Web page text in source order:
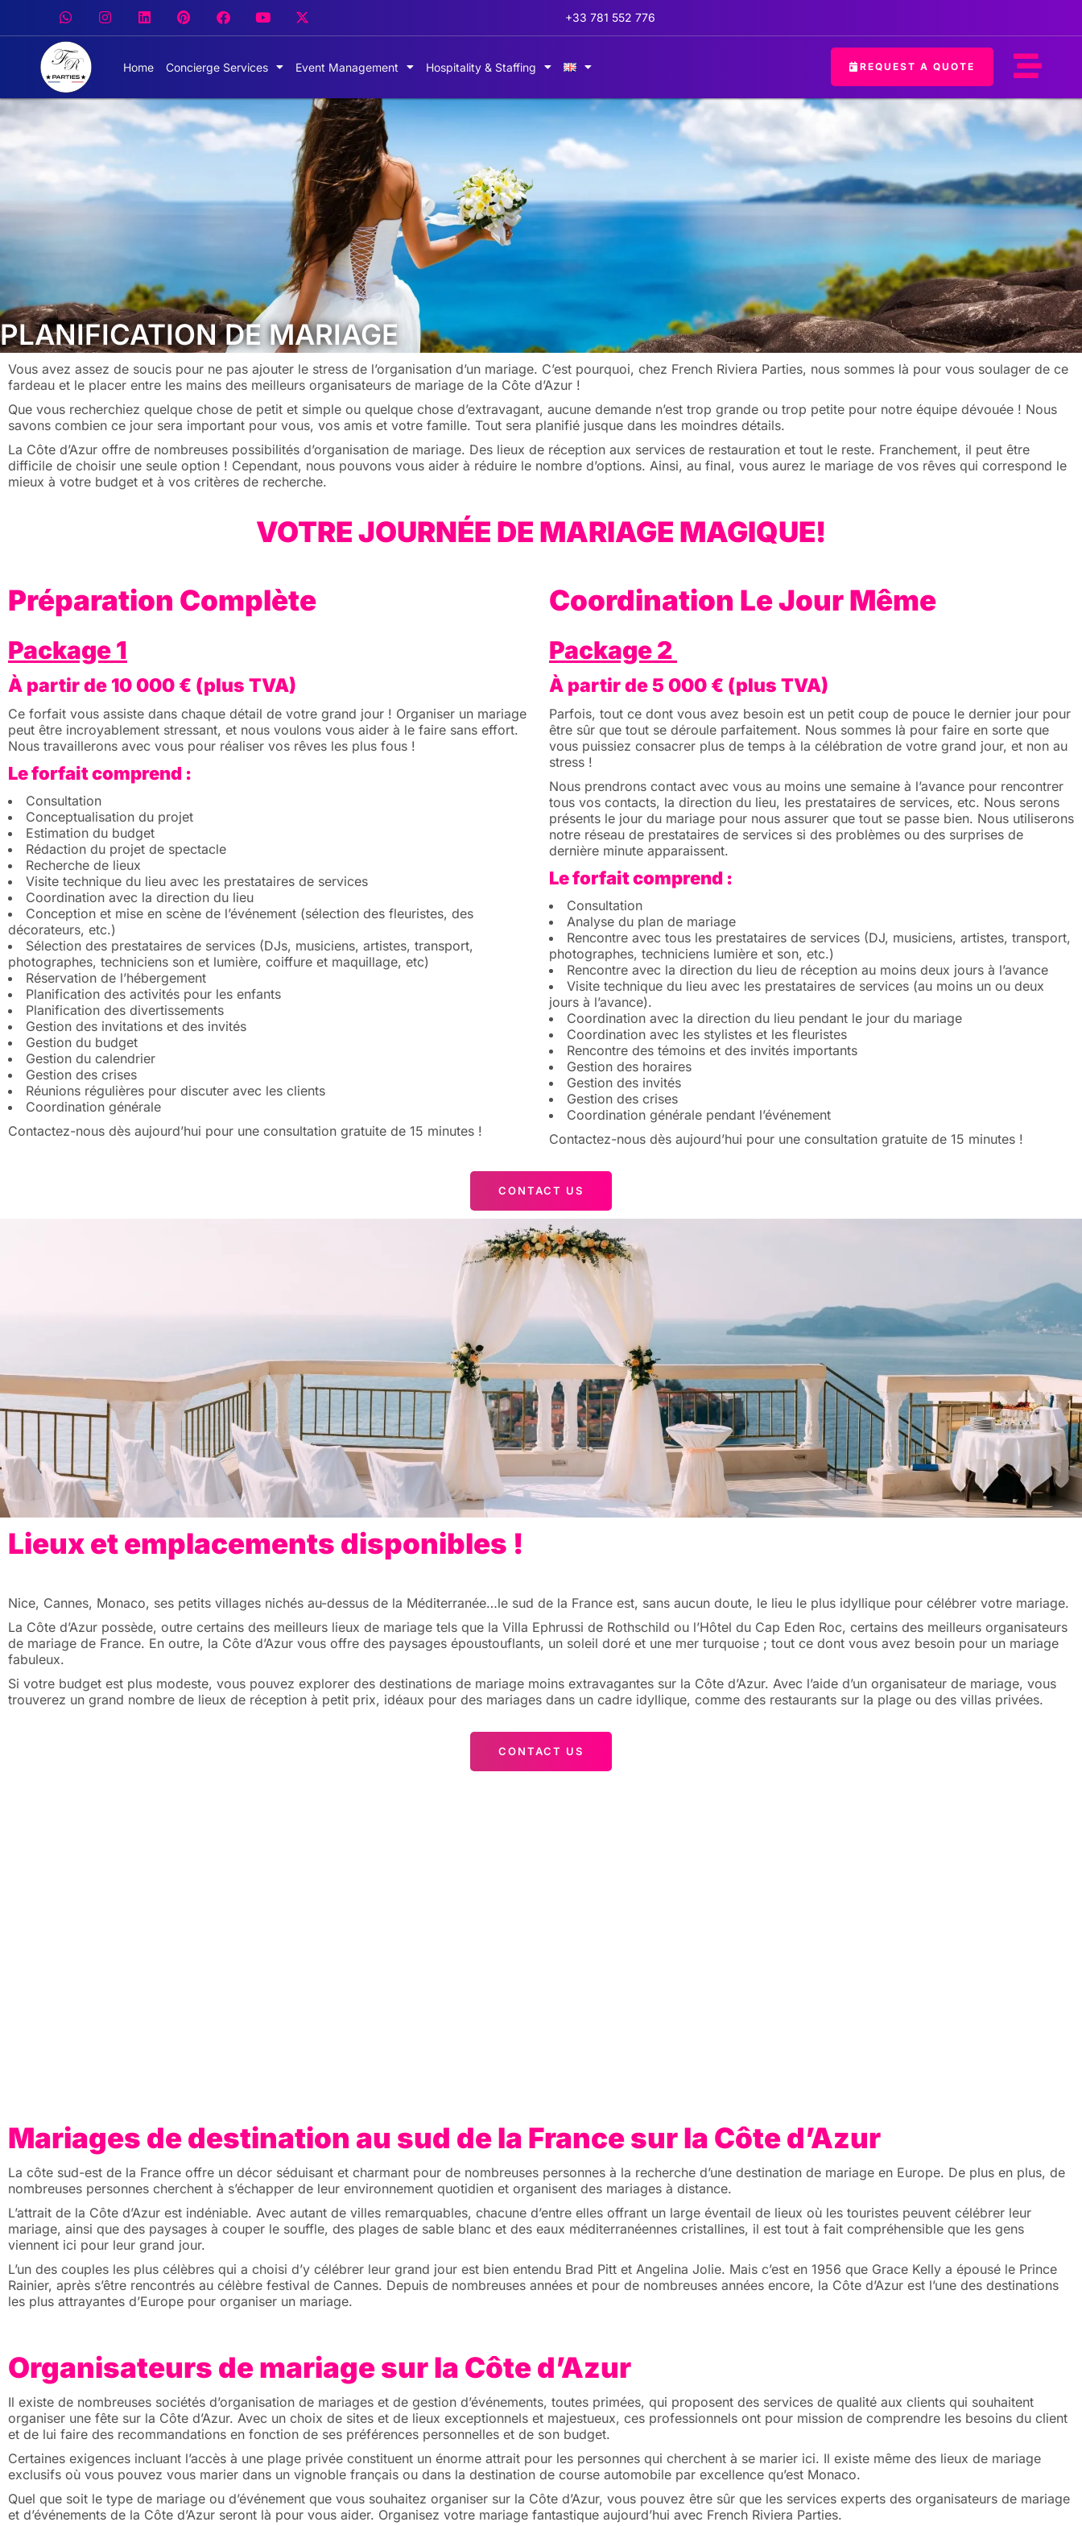
+33 781 552 776
Home Concierge Services Event Management Hospitality & Staffing REQUEST A QUOTE
PLANIFICATION DE MARIAGE
Vous avez assez de soucis pour ne pas ajouter le stress de l’organisation d’un mariage. C’est pourquoi, chez French Riviera Parties, nous sommes là pour vous soulager de ce
fardeau et le placer entre les mains des meilleurs organisateurs de mariage de la Côte d’Azur !
Que vous recherchiez quelque chose de petit et simple ou quelque chose d’extravagant, aucune demande n’est trop grande ou trop petite pour notre équipe dévouée ! Nous
savons combien ce jour sera important pour vous, vos amis et votre famille. Tout sera planifié jusque dans les moindres détails.
La Côte d’Azur offre de nombreuses possibilités d’organisation de mariage. Des lieux de réception aux services de restauration et tout le reste. Franchement, il peut être
difficile de choisir une seule option ! Cependant, nous pouvons vous aider à réduire le nombre d’options. Ainsi, au final, vous aurez le mariage de vos rêves qui correspond le
mieux à votre budget et à vos critères de recherche.
VOTRE JOURNÉE DE MARIAGE MAGIQUE!
Préparation Complète
Package 1
À partir de 10 000 € (plus TVA)
Ce forfait vous assiste dans chaque détail de votre grand jour ! Organiser un mariage
peut être incroyablement stressant, et nous voulons vous aider à le faire sans effort.
Nous travaillerons avec vous pour réaliser vos rêves les plus fous !
Le forfait comprend :
Consultation
Conceptualisation du projet
Estimation du budget
Rédaction du projet de spectacle
Recherche de lieux
Visite technique du lieu avec les prestataires de services
Coordination avec la direction du lieu
Conception et mise en scène de l’événement (sélection des fleuristes, des
décorateurs, etc.)
Sélection des prestataires de services (DJs, musiciens, artistes, transport,
photographes, techniciens son et lumière, coiffure et maquillage, etc)
Réservation de l’hébergement
Planification des activités pour les enfants
Planification des divertissements
Gestion des invitations et des invités
Gestion du budget
Gestion du calendrier
Gestion des crises
Réunions régulières pour discuter avec les clients
Coordination générale
Contactez-nous dès aujourd’hui pour une consultation gratuite de 15 minutes !
Coordination Le Jour Même
Package 2
À partir de 5 000 € (plus TVA)
Parfois, tout ce dont vous avez besoin est un petit coup de pouce le dernier jour pour
être sûr que tout se déroule parfaitement. Nous sommes là pour faire en sorte que
vous puissiez consacrer plus de temps à la célébration de votre grand jour, et non au
stress !
Nous prendrons contact avec vous au moins une semaine à l’avance pour rencontrer
tous vos contacts, la direction du lieu, les prestataires de services, etc. Nous serons
présents le jour du mariage pour nous assurer que tout se passe bien. Nous utiliserons
notre réseau de prestataires de services si des problèmes ou des surprises de
dernière minute apparaissent.
Le forfait comprend :
Consultation
Analyse du plan de mariage
Rencontre avec tous les prestataires de services (DJ, musiciens, artistes, transport,
photographes, techniciens lumière et son, etc.)
Rencontre avec la direction du lieu de réception au moins deux jours à l’avance
Visite technique du lieu avec les prestataires de services (au moins un ou deux
jours à l’avance).
Coordination avec la direction du lieu pendant le jour du mariage
Coordination avec les stylistes et les fleuristes
Rencontre des témoins et des invités importants
Gestion des horaires
Gestion des invités
Gestion des crises
Coordination générale pendant l’événement
Contactez-nous dès aujourd’hui pour une consultation gratuite de 15 minutes !
CONTACT US
Lieux et emplacements disponibles !
Nice, Cannes, Monaco, ses petits villages nichés au-dessus de la Méditerranée…le sud de la France est, sans aucun doute, le lieu le plus idyllique pour célébrer votre mariage.
La Côte d’Azur possède, outre certains des meilleurs lieux de mariage tels que la Villa Ephrussi de Rothschild ou l’Hôtel du Cap Eden Roc, certains des meilleurs organisateurs
de mariage de France. En outre, la Côte d’Azur vous offre des paysages époustouflants, un soleil doré et une mer turquoise ; tout ce dont vous avez besoin pour un mariage
fabuleux.
Si votre budget est plus modeste, vous pouvez explorer des destinations de mariage moins extravagantes sur la Côte d’Azur. Avec l’aide d’un organisateur de mariage, vous
trouverez un grand nombre de lieux de réception à petit prix, idéaux pour des mariages dans un cadre idyllique, comme des restaurants sur la plage ou des villas privées.
CONTACT US
Mariages de destination au sud de la France sur la Côte d’Azur
La côte sud-est de la France offre un décor séduisant et charmant pour de nombreuses personnes à la recherche d’une destination de mariage en Europe. De plus en plus, de
nombreuses personnes cherchent à s’échapper de leur environnement quotidien et organisent des mariages à distance.
L’attrait de la Côte d’Azur est indéniable. Avec autant de villes remarquables, chacune d’entre elles offrant un large éventail de lieux où les touristes peuvent célébrer leur
mariage, ainsi que des paysages à couper le souffle, des plages de sable blanc et des eaux méditerranéennes cristallines, il est tout à fait compréhensible que les gens
viennent ici pour leur grand jour.
L’un des couples les plus célèbres qui a choisi d’y célébrer leur grand jour est bien entendu Brad Pitt et Angelina Jolie. Mais c’est en 1956 que Grace Kelly a épousé le Prince
Rainier, après s’être rencontrés au célèbre festival de Cannes. Depuis de nombreuses années et pour de nombreuses années encore, la Côte d’Azur est l’une des destinations
les plus attrayantes d’Europe pour organiser un mariage.
Organisateurs de mariage sur la Côte d’Azur
Il existe de nombreuses sociétés d’organisation de mariages et de gestion d’événements, toutes primées, qui proposent des services de qualité aux clients qui souhaitent
organiser une fête sur la Côte d’Azur. Avec un choix de sites et de lieux exceptionnels et majestueux, ces professionnels ont pour mission de comprendre les besoins du client
et de lui faire des recommandations en fonction de ses préférences personnelles et de son budget.
Certaines exigences incluant l’accès à une plage privée constituent un énorme attrait pour les personnes qui cherchent à se marier ici. Il existe même des lieux de mariage
exclusifs où vous pouvez vous marier dans un vignoble français ou dans la destination de course automobile par excellence qu’est Monaco.
Quel que soit le type de mariage ou d’événement que vous souhaitez organiser sur la Côte d’Azur, vous pouvez être sûr que les services experts des organisateurs de mariage
et d’événements de la Côte d’Azur seront là pour vous aider. Organisez votre mariage fantastique aujourd’hui avec French Riviera Parties.